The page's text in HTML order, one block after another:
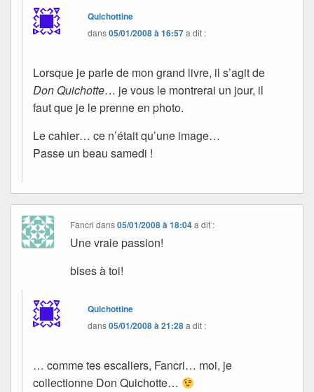
Quichottine
dans05/01/2008 à 16:57a dit :
Lorsque je parle de mon grand livre, il s’agit de
Don Quichotte… je vous le montrerai un jour, il
faut que je le prenne en photo.
Le cahier… ce n’était qu’une image…
Passe un beau samedi !
Fancri dans05/01/2008 à 18:04 a dit :
Une vraie passion!
bises à toi!
Quichottine
dans05/01/2008 à 21:28a dit :
… comme tes escaliers, Fancri… moi, je
collectionne Don Quichotte…